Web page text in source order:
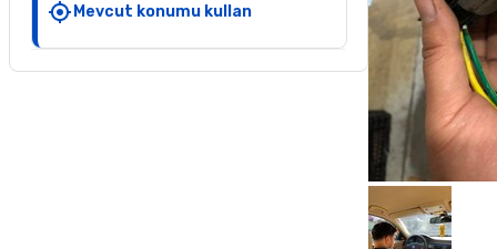
Mevcut konumu kullan